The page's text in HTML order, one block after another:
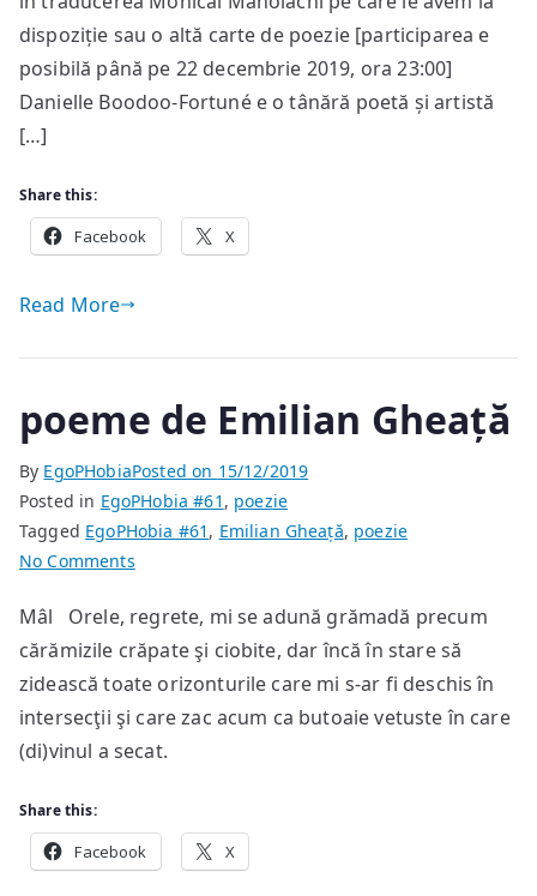
dispoziție sau o altă carte de poezie [participarea e
posibilă până pe 22 decembrie 2019, ora 23:00]
Danielle Boodoo-Fortuné e o tânără poetă și artistă
[…]
Share this:
Facebook X
Read More
poeme de Emilian Gheață
By EgoPHobiaPosted on 15/12/2019
Posted in EgoPHobia #61 , poezie
Tagged EgoPHobia #61 , Emilian Gheață, poezie
No Commentson
de
Emilian
Gheață
Mâl Orele, regrete, mi se adună grămadă precum
cărămizile crăpate şi ciobite, dar încă în stare să
zidească toate orizonturile care mi s-ar fi deschis în
intersecţii şi care zac acum ca butoaie vetuste în care
(di)vinul a secat.
Share this:
Facebook X